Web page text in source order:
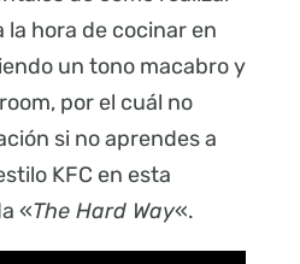
hora de cocinar en
un tono macabro y
por el cuál no
si no aprendes a
KFC en esta
«The Hard Way«.